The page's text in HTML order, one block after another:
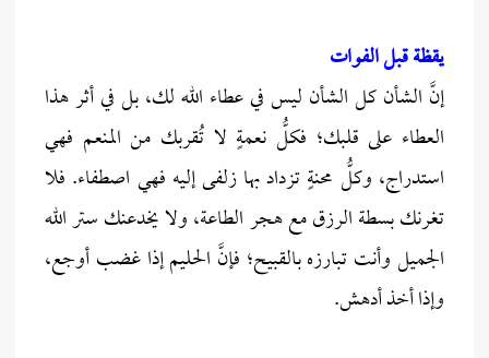
يقظة قبل الفوات
إنَّ الشأن كل الشأن ليس في عطاء الله لك، بل في أثر هذا
العطاء على قلبك؛ فكلُّ نعمةٍ لا تُقربك من المنعم فهي
استدراج، وكلُّ محنةٍ تزداد بها زلفى إليه فهي اصطفاء. فلا
تغرنك بسطة الرزق مع هجر الطاعة، ولا يخدعنك ستر الله
الجميل وأنت تبارزه بالقبيح؛ فإنَّ الحليم إذا غضب أوجع،
وإذا أخذ أدهش.